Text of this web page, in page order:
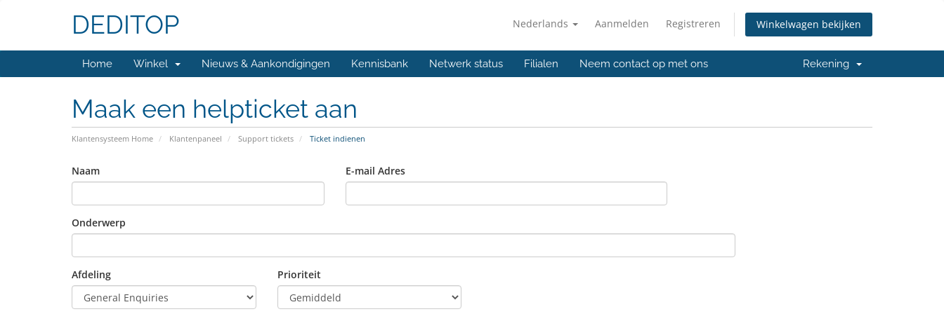
Nederlands Aanmelden Registreren Winkelwagen bekijken
DEDITOP
Home Winkel Nieuws & Aankondigingen Kennisbank Netwerk status Filialen Neem contact op met ons Rekening
Maak een helpticket aan
Klantensysteem Home Klantenpaneel Support tickets Ticket indienen
Naam E-mail Adres
Onderwerp
Afdeling Prioriteit